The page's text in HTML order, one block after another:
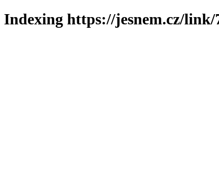
Indexing https://jesnem.cz/link/